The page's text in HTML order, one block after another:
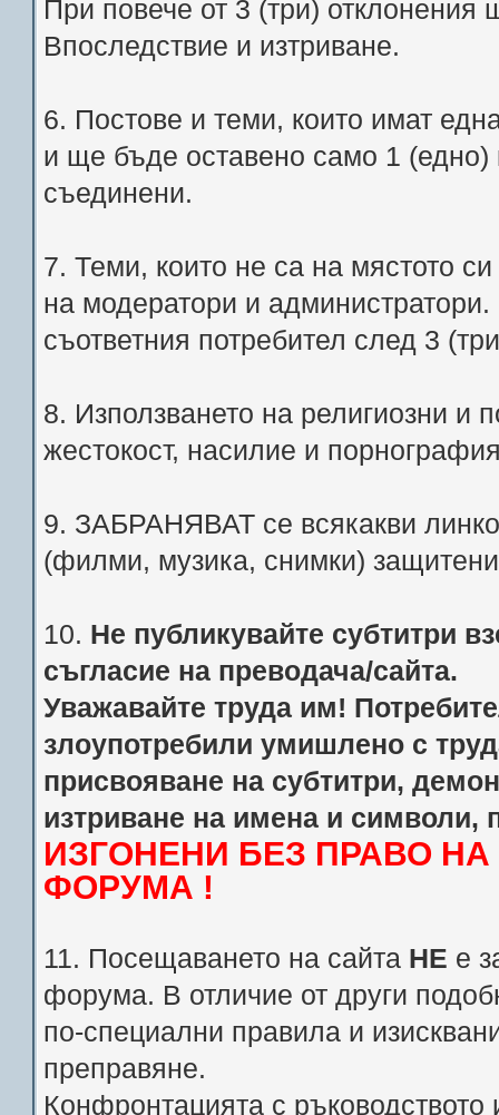
При повече от 3 (три)
Впоследствие и изтриване.
6. Постове и теми, които имат
и ще бъде оставено само 1
съединени.
7. Теми, които не са на мястото
на модератори и
съответния потребител след 3
8. Използването на религиозни и
жестокост, насилие и
9. ЗАБРАНЯВАТ се всякакви
(филми, музика, снимки) защитени
10. Не публикувайте субтитри
съгласие на преводача/сайта.
Уважавайте труда им!
злоупотребили умишлено с
присвояване на субтитри,
изтриване на имена и
ИЗГОНЕНИ БЕЗ ПРАВО
ФОРУМА !
11. Посещаването на сайта НЕ е
форума. В отличие от други
по-специални правила и
преправяне.
Конфронтацията с